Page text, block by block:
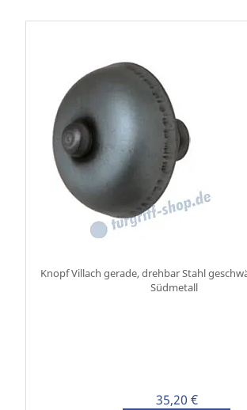
Knopf Villach gerade, drehbar Stahl
Südmetall
35,20 €